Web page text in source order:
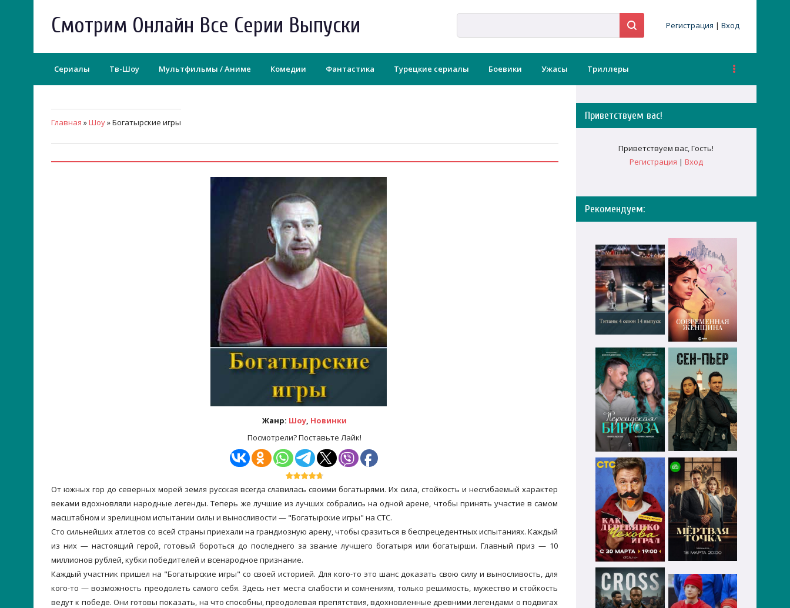
Смотрим Онлайн Все Серии Выпуски Регистрация | Вход
Сериалы Тв-Шоу Мультфильмы / Аниме Комедии Фантастика Турецкие сериалы Боевики Ужасы Триллеры
Главная »Шоу» Богатырские игры
Жанр: Шоу, Новинки
Посмотрели? Поставьте Лайк!
От южных гор до северных морей земля русская всегда славилась своими богатырями. Их сила, стойкость и несгибаемый характер
веками вдохновляли народные легенды. Теперь же лучшие из лучших собрались на одной арене, чтобы принять участие в самом
масштабном и зрелищном испытании силы и выносливости — "Богатырские игры" на СТС.
Сто сильнейших атлетов со всей страны приехали на грандиозную арену, чтобы сразиться в беспрецедентных испытаниях. Каждый
из них — настоящий герой, готовый бороться до последнего за звание лучшего богатыря или богатырши. Главный приз — 10
миллионов рублей, кубки победителей и всенародное признание.
Каждый участник пришел на "Богатырские игры" со своей историей. Для кого-то это шанс доказать свою силу и выносливость, для
кого-то — возможность преодолеть самого себя. Здесь нет места слабости и сомнениям, только решимость, мужество и стойкость
ведут к победе. Они готовы показать, на что способны, преодолевая препятствия, вдохновленные древними легендами о подвигах
Приветствуем вас!
Приветствуем вас,Гость!
Регистрация | Вход
Рекомендуем: